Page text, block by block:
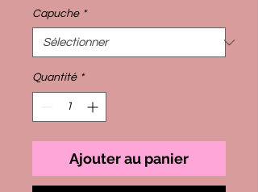
Capuche *
Quantité *
Ajouter au panier